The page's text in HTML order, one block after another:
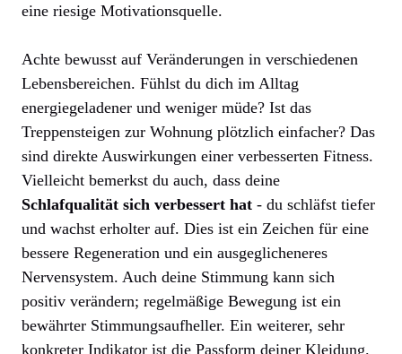
eine riesige Motivationsquelle.
Achte bewusst auf Veränderungen in verschiedenen
Lebensbereichen. Fühlst du dich im Alltag
energiegeladener und weniger müde? Ist das
Treppensteigen zur Wohnung plötzlich einfacher? Das
sind direkte Auswirkungen einer verbesserten Fitness.
Vielleicht bemerkst du auch, dass deine
Schlafqualität sich verbessert hat - du schläfst tiefer
und wachst erholter auf. Dies ist ein Zeichen für eine
bessere Regeneration und ein ausgeglicheneres
Nervensystem. Auch deine Stimmung kann sich
positiv verändern; regelmäßige Bewegung ist ein
bewährter Stimmungsaufheller. Ein weiterer, sehr
konkreter Indikator ist die Passform deiner Kleidung.